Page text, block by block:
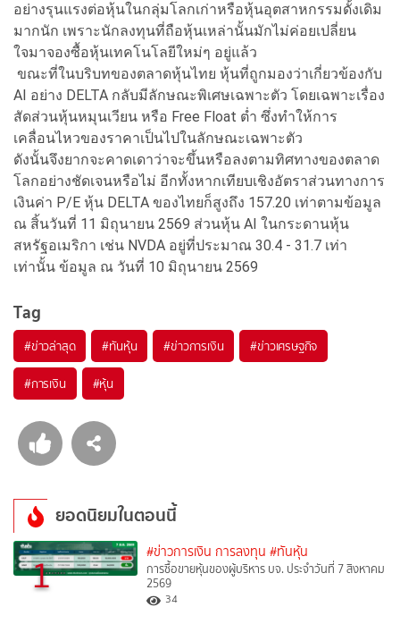
อย่างรุนแรงต่อหุ้นในกลุ่มโลกเก่าหรือหุ้นอุตสาหกรรมดั้งเดิม
มากนัก เพราะนักลงทุนที่ถือหุ้นเหล่านั้นมักไม่ค่อยเปลี่ยน
ใจมาจองซื้อหุ้นเทคโนโลยีใหม่ๆ อยู่แล้ว
ขณะที่ในบริบทของตลาดหุ้นไทย หุ้นที่ถูกมองว่าเกี่ยวข้องกับ
AI อย่าง DELTA กลับมีลักษณะพิเศษเฉพาะตัว โดยเฉพาะเรื่อง
สัดส่วนหุ้นหมุนเวียน หรือ Free Float ต่ำ ซึ่งทำให้การ
เคลื่อนไหวของราคาเป็นไปในลักษณะเฉพาะตัว
ดังนั้นจึงยากจะคาดเดาว่าจะขึ้นหรือลงตามทิศทางของตลาด
โลกอย่างชัดเจนหรือไม่ อีกทั้งหากเทียบเชิงอัตราส่วนทางการ
เงินค่า P/E หุ้น DELTA ของไทยก็สูงถึง 157.20 เท่าตามข้อมูล
ณ สิ้นวันที่ 11 มิถุนายน 2569 ส่วนหุ้น AI ในกระดานหุ้น
สหรัฐอเมริกา เช่น NVDA อยู่ที่ประมาณ 30.4 - 31.7 เท่า
เท่านั้น ข้อมูล ณ วันที่ 10 มิถุนายน 2569
Tag
#ข่าวล่าสุด #ทันหุ้น #ข่าวการเงิน #ข่าวเศรษฐกิจ
#การเงิน #หุ้น
ยอดนิยมในตอนนี้
1 #ข่าวการเงิน การลงทุน #ทันหุ้น
การซื้อขายหุ้นของผู้บริหาร บจ. ประจำวันที่ 7 สิงหาคม
2569
34